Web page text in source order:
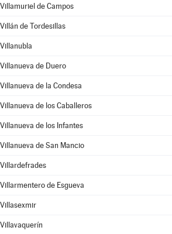
Villamuriel de Campos
Villán de Tordesillas
Villanubla
Villanueva de Duero
Villanueva de la Condesa
Villanueva de los Caballeros
Villanueva de los Infantes
Villanueva de San Mancio
Villardefrades
Villarmentero de Esgueva
Villasexmir
Villavaquerín